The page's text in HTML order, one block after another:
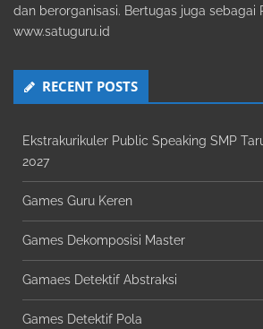
dan berorganisasi. Bertugas juga sebagai
www.satuguru.id
RECENT POSTS
Ekstrakurikuler Public Speaking SMP
2027
Games Guru Keren
Games Dekomposisi Master
Gamaes Detektif Abstraksi
Games Detektif Pola